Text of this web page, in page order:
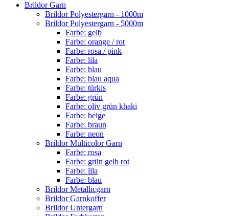
Brildor Garn
Brildor Polyestergarn - 1000m
Brildor Polyestergarn - 5000m
Farbe: gelb
Farbe: orange / rot
Farbe: rosa / pink
Farbe: lila
Farbe: blau
Farbe: blau aqua
Farbe: türkis
Farbe: grün
Farbe: oliv grün khaki
Farbe: beige
Farbe: braun
Farbe: neon
Brildor Multicolor Garn
Farbe: rosa
Farbe: grün gelb rot
Farbe: lila
Farbe: blau
Brildor Metallicgarn
Brildor Garnkoffer
Brildor Untergarn